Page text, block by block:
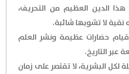
الدين العظيم من التحريف،
لا تشوبها شائبة.
حضارات عظيمة ونشر العلم
عبر التاريخ.
لكل البشرية، لا تقتصر على زمان